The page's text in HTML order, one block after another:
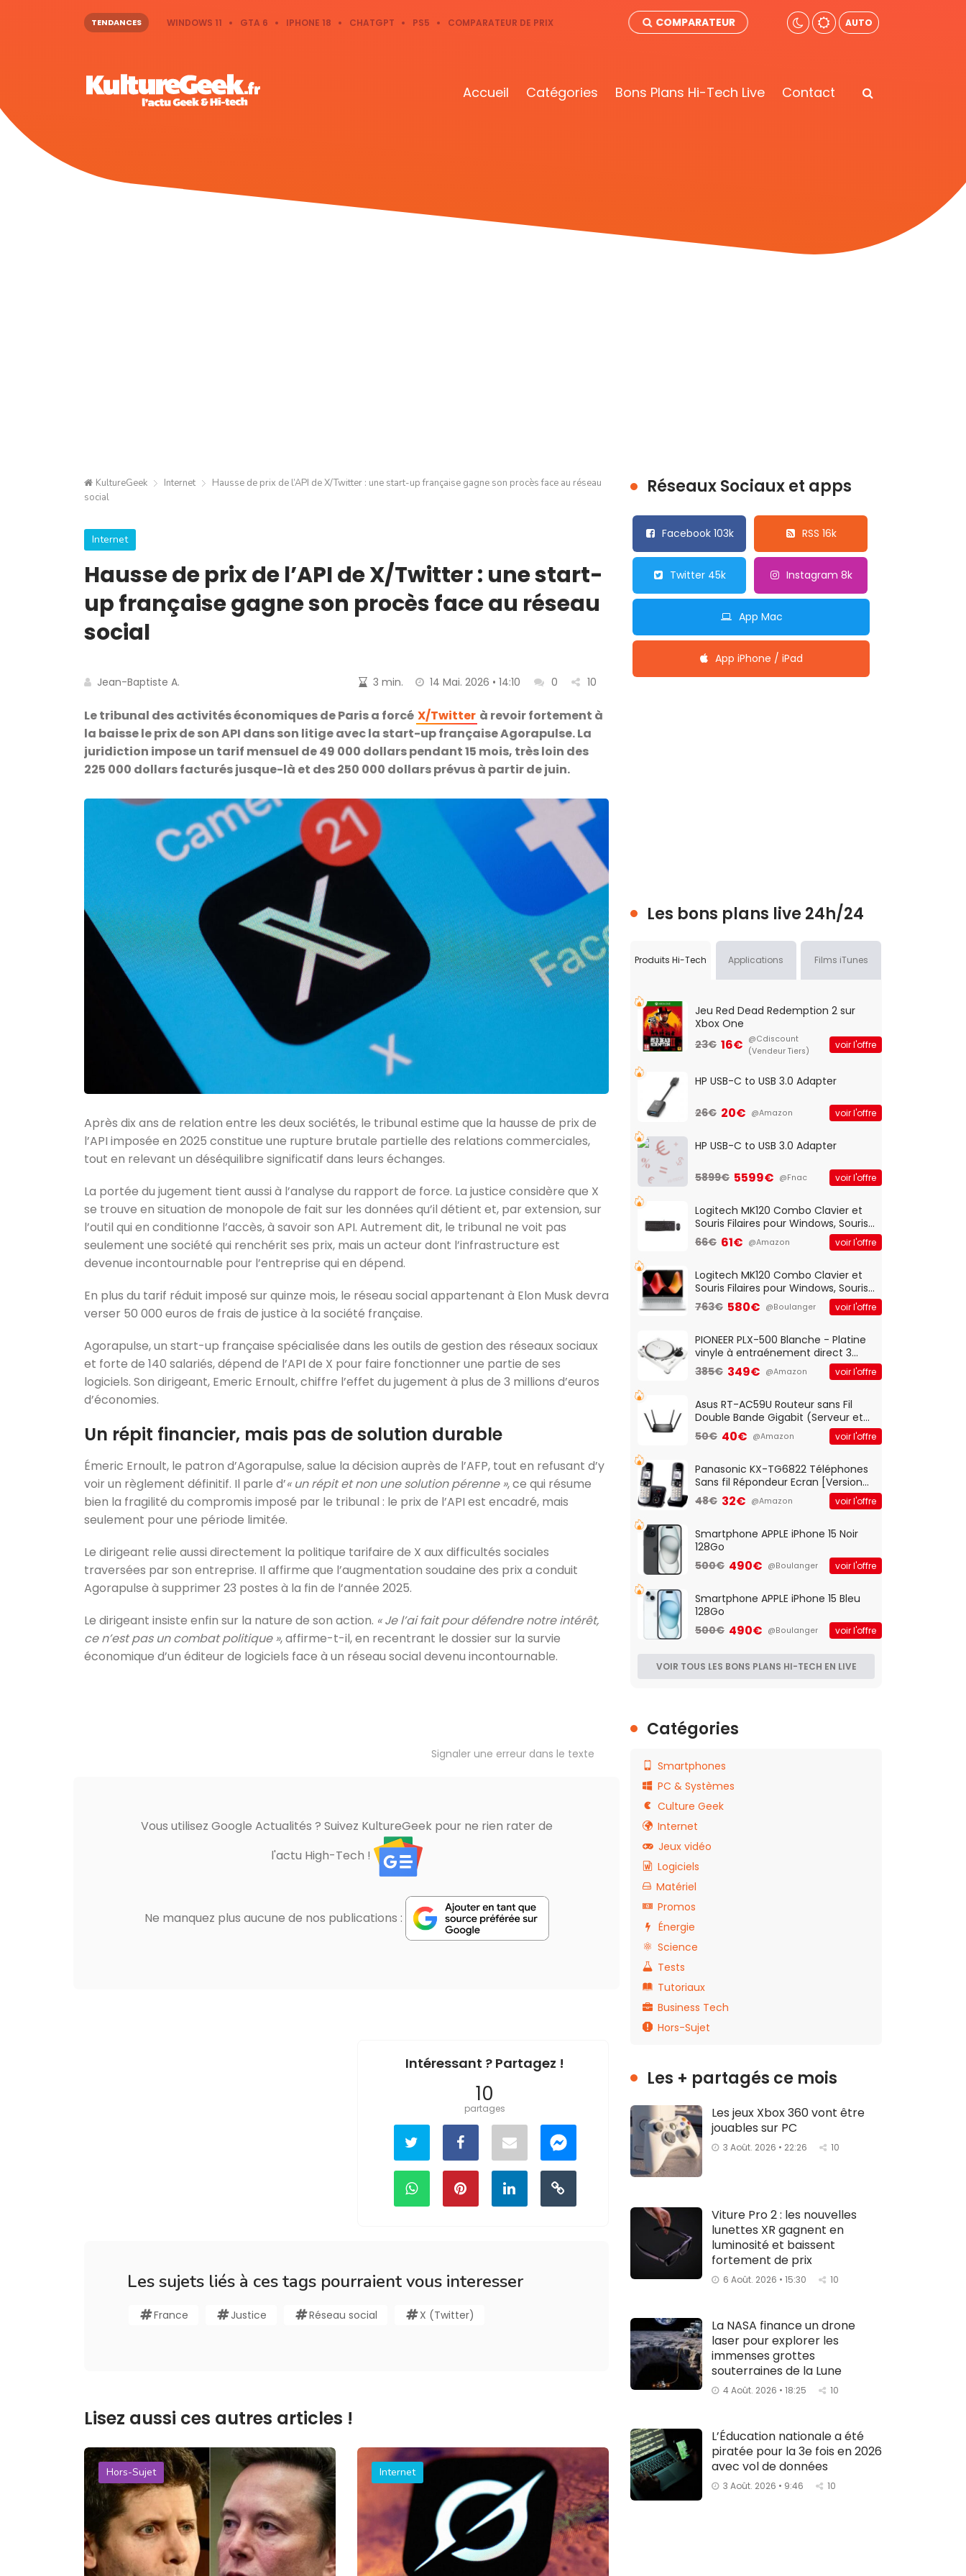
TENDANCES WINDOWS 11 GTA 6 IPHONE 18 CHATGPT PS5 COMPARATEUR DE PRIX COMPARATEUR AUTO
Accueil Catégories Bons Plans Hi-Tech Live Contact
KultureGeek Internet
Hausse de prix de l’API de X/Twitter : une start-up française gagne son procès face au réseau
social
Internet
Hausse de prix de l’API de X/Twitter : une start-
up française gagne son procès face au réseau
social
Jean-Baptiste A. 3 min. 14 Mai. 2026 • 14:10 0 10
Le tribunal des activités économiques de Paris a forcé X/Twitter à revoir fortement à
la baisse le prix de son API dans son litige avec la start-up française Agorapulse. La
juridiction impose un tarif mensuel de 49 000 dollars pendant 15 mois, très loin des
225 000 dollars facturés jusque-là et des 250 000 dollars prévus à partir de juin.
Après dix ans de relation entre les deux sociétés, le tribunal estime que la hausse de prix de
l’API imposée en 2025 constitue une rupture brutale partielle des relations commerciales,
tout en relevant un déséquilibre significatif dans leurs échanges.
La portée du jugement tient aussi à l’analyse du rapport de force. La justice considère que X
se trouve en situation de monopole de fait sur les données qu’il détient et, par extension, sur
l’outil qui en conditionne l’accès, à savoir son API. Autrement dit, le tribunal ne voit pas
seulement une société qui renchérit ses prix, mais un acteur dont l’infrastructure est
devenue incontournable pour l’entreprise qui en dépend.
En plus du tarif réduit imposé sur quinze mois, le réseau social appartenant à Elon Musk devra
verser 50 000 euros de frais de justice à la société française.
Agorapulse, un start-up française spécialisée dans les outils de gestion des réseaux sociaux
et forte de 140 salariés, dépend de l’API de X pour faire fonctionner une partie de ses
logiciels. Son dirigeant, Emeric Ernoult, chiffre l’effet du jugement à plus de 3 millions d’euros
d’économies.
Un répit financier, mais pas de solution durable
Émeric Ernoult, le patron d’Agorapulse, salue la décision auprès de l’AFP, tout en refusant d’y
voir un règlement définitif. Il parle d’« un répit et non une solution pérenne », ce qui résume
bien la fragilité du compromis imposé par le tribunal : le prix de l’API est encadré, mais
seulement pour une période limitée.
Le dirigeant relie aussi directement la politique tarifaire de X aux difficultés sociales
traversées par son entreprise. Il affirme que l’augmentation soudaine des prix a conduit
Agorapulse à supprimer 23 postes à la fin de l’année 2025.
Le dirigeant insiste enfin sur la nature de son action. « Je l’ai fait pour défendre notre intérêt,
ce n’est pas un combat politique », affirme-t-il, en recentrant le dossier sur la survie
économique d’un éditeur de logiciels face à un réseau social devenu incontournable.
Signaler une erreur dans le texte
Vous utilisez Google Actualités ? Suivez KultureGeek pour ne rien rater de
l'actu High-Tech !
Ne manquez plus aucune de nos publications :
Intéressant ? Partagez !
10
partages
Les sujets liés à ces tags pourraient vous interesser
France Justice Réseau social X (Twitter)
Lisez aussi ces autres articles !
Hors-Sujet Internet
Réseaux Sociaux et apps
Facebook 103k RSS 16k
Twitter 45k Instagram 8k
App Mac
App iPhone / iPad
Les bons plans live 24h/24
Produits Hi-Tech Applications Films iTunes
Jeu Red Dead Redemption 2 sur
Xbox One
23€ 16€ @Cdiscount
(Vendeur Tiers)
voir l'offre
HP USB-C to USB 3.0 Adapter
26€ 20€ @Amazon voir l'offre
HP USB-C to USB 3.0 Adapter
5899€ 5599€ @Fnac voir l'offre
Logitech MK120 Combo Clavier et
Souris Filaires pour Windows, Souris
Optique Filaire, Connexion USB Plug
And Play, Confortable, Taille
QWERTY UK - Noir
66€ 61€ @Amazon voir l'offre
Logitech MK120 Combo Clavier et
Souris Filaires pour Windows, Souris
Optique Filaire, Connexion USB Plug
And Play, Confortable, Taille
QWERTY UK - Noir
763€ 580€ @Boulanger voir l'offre
PIONEER PLX-500 Blanche - Platine
vinyle à entraénement direct 3
vitesses (33-45-78 trs/min) avec
pre-ampli intégré et port USB
385€ 349€ @Amazon voir l'offre
Asus RT-AC59U Routeur sans Fil
Double Bande Gigabit (Serveur et
Client VPN, Triple Vlan, Mode Point
d'accès et Bridge, contrôle
50€ 40€ @Amazon voir l'offre
Panasonic KX-TG6822 Téléphones
Sans fil Répondeur Ecran [Version
Française]
48€ 32€ @Amazon voir l'offre
Smartphone APPLE iPhone 15 Noir
128Go
500€ 490€ @Boulanger voir l'offre
Smartphone APPLE iPhone 15 Bleu
128Go
500€ 490€ @Boulanger voir l'offre
VOIR TOUS LES BONS PLANS HI-TECH EN LIVE
Catégories
Smartphones
PC & Systèmes
Culture Geek
Internet
Jeux vidéo
Logiciels
Matériel
Promos
Énergie
Science
Tests
Tutoriaux
Business Tech
Hors-Sujet
Les + partagés ce mois
Les jeux Xbox 360 vont être
jouables sur PC
3 Août. 2026 • 22:26 10
Viture Pro 2 : les nouvelles
lunettes XR gagnent en
luminosité et baissent
fortement de prix
6 Août. 2026 • 15:30 10
La NASA finance un drone
laser pour explorer les
immenses grottes
souterraines de la Lune
4 Août. 2026 • 18:25 10
L’Éducation nationale a été
piratée pour la 3e fois en 2026
avec vol de données
3 Août. 2026 • 9:46 10